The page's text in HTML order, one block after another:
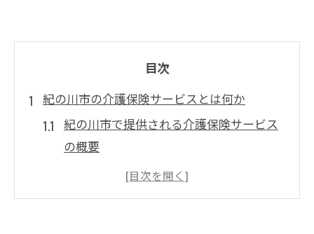
目次
紀の川市の介護保険サービスとは何か
紀の川市で提供される介護保険サービス
の概要
介護保険制度の基本と紀の川市での適用
紀の川市における介護保険サービスの重